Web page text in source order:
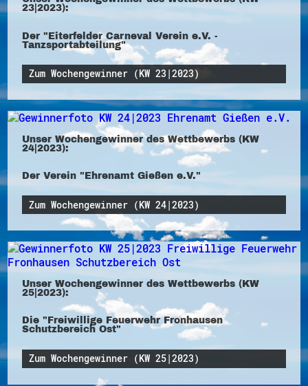
23|2023):
Der "Eiterfelder Carneval Verein e.V. -
Tanzsportabteilung"
Zum Wochengewinner (KW 23|2023)
Unser Wochengewinner des Wettbewerbs (KW
24|2023):
Der Verein "Ehrenamt Gießen e.V."
Zum Wochengewinner (KW 24|2023)
Unser Wochengewinner des Wettbewerbs (KW
25|2023):
Die "Freiwillige Feuerwehr Fronhausen
Schutzbereich Ost"
Zum Wochengewinner (KW 25|2023)